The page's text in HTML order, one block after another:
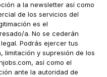
a la newsletter así como
de los servicios del
es el
a. No se cederán
Podrás ejercer tus
y supresión de los
, así como el
ante la autoridad de